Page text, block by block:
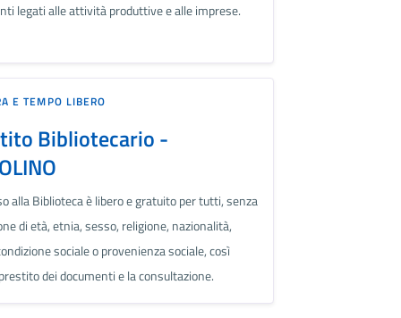
legati alle attività produttive e alle imprese.
E TEMPO LIBERO
Bibliotecario -
alla Biblioteca è libero e gratuito per tutti, senza
di età, etnia, sesso, religione, nazionalità,
sociale o provenienza sociale, così
dei documenti e la consultazione.